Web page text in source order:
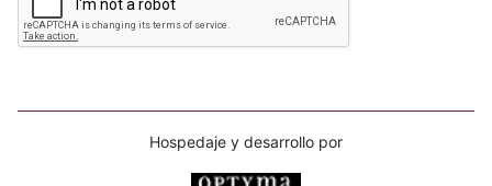
Hospedaje y desarrollo por